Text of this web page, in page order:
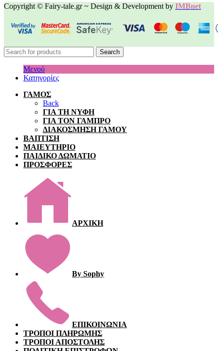
Copyright © Fairy-tale.gr ~ Design & Development by IMBnet
Search
Μενού
Κατηγορίες
ΓΑΜΟΣ
Back
ΓΙΑ ΤΗ ΝΥΦΗ
ΓΙΑ ΤΟΝ ΓΑΜΠΡΟ
ΔΙΑΚΟΣΜΗΣΗ ΓΑΜΟΥ
ΒΑΠΤΙΣΗ
ΜΑΙΕΥΤΗΡΙΟ
ΠΑΙΔΙΚΟ ΔΩΜΑΤΙΟ
ΠΡΟΣΦΟΡΕΣ
ΑΡΧΙΚΗ
By Sophy
ΕΠΙΚΟΙΝΩΝΙΑ
ΤΡΟΠΟΙ ΠΛΗΡΩΜΗΣ
ΤΡΟΠΟΙ ΑΠΟΣΤΟΛΗΣ